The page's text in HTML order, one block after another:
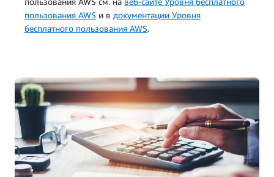
пользования AWS и в документации Уровня
бесплатного пользования AWS.